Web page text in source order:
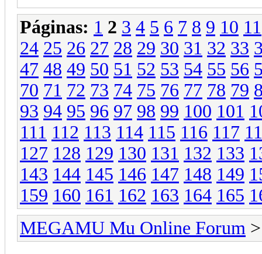
Páginas: 1 2 3 4 5 6 7 8 9 10 11
24 25 26 27 28 29 30 31 32 33
47 48 49 50 51 52 53 54 55 56
70 71 72 73 74 75 76 77 78 79
93 94 95 96 97 98 99 100 101
111 112 113 114 115 116 117
127 128 129 130 131 132 133
143 144 145 146 147 148 149
159 160 161 162 163 164 165
MEGAMU Mu Online Forum